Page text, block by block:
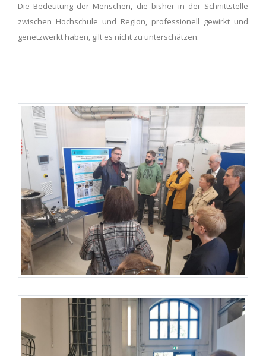
Die Bedeutung der Menschen, die bisher in der Schnittstelle
zwischen Hochschule und Region, professionell gewirkt und
genetzwerkt haben, gilt es nicht zu unterschätzen.